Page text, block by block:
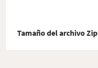
Tamaño del archivo